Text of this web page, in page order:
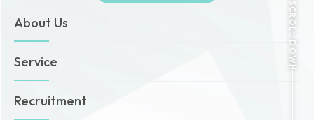
お知らせ
店舗一覧
ご予約から無料体験・見学までの流れ
Service
Amazonesのパーソナルトレーニング
AI姿勢診断・改善
Recruitment
Other Shops
SCROLL DOWN